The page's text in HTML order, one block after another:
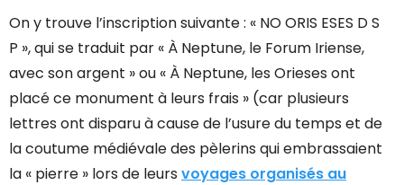
On y trouve l’inscription suivante : « NO ORIS ESES D S
P », qui se traduit par « À Neptune, le Forum Iriense,
avec son argent » ou « À Neptune, les Orieses ont
placé ce monument à leurs frais » (car plusieurs
lettres ont disparu à cause de l’usure du temps et de
la coutume médiévale des pèlerins qui embrassaient
la « pierre » lors de leurs voyages organisés au